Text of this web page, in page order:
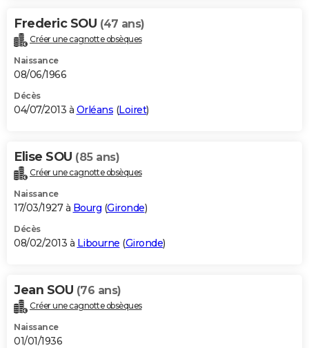
Frederic SOU (47 ans)
Créer une cagnotte obsèques
Naissance
08/06/1966
Décès
04/07/2013 à Orléans (Loiret)
Elise SOU (85 ans)
Créer une cagnotte obsèques
Naissance
17/03/1927 à Bourg (Gironde)
Décès
08/02/2013 à Libourne (Gironde)
Jean SOU (76 ans)
Créer une cagnotte obsèques
Naissance
01/01/1936